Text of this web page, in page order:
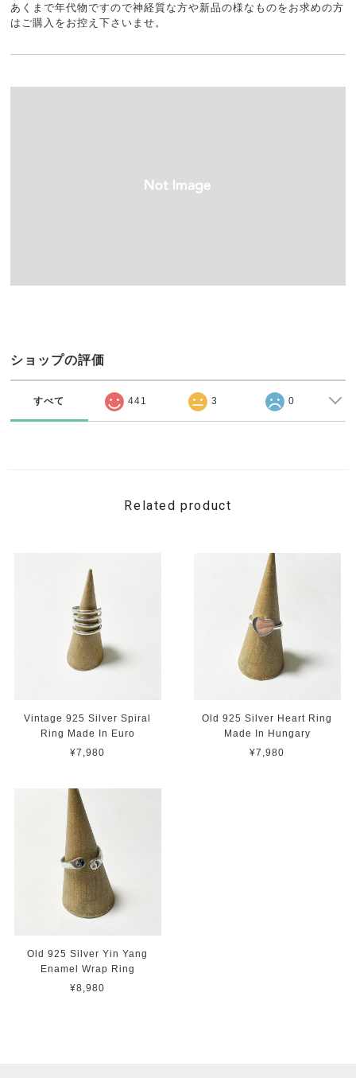
あくまで年代物ですので神経質な方や新品の様なものをお求めの方
はご購入をお控え下さいませ。
ショップの評価
すべて 441 3 0
Related product
Vintage 925 Silver Spiral
Ring Made In Euro
¥7,980
Old 925 Silver Heart Ring
Made In Hungary
¥7,980
Old 925 Silver Yin Yang
Enamel Wrap Ring
¥8,980